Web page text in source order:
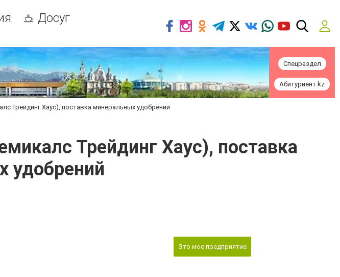
Досуг
Спецраздел
Абитуриент.kz
Трейдинг Хаус), поставка минеральных удобрений
Трейдинг Хаус), поставка
удобрений
Это мое предприятие